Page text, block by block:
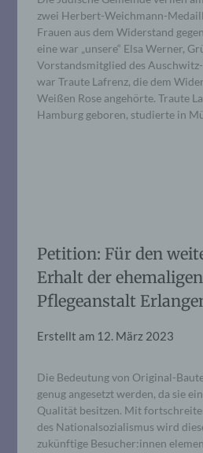
zwei Herbert-Weichmann-
Frauen aus dem Widerstand
eine war „unsere“ Elsa Werner,
Vorstandsmitglied des
war Traute Lafrenz, die dem
Weißen Rose angehörte. Traute
Hamburg geboren, studierte in
Petition: Für den
Erhalt der
Pflegeanstalt
Erstellt am 12. März 2023
Die Bedeutung von Original-
genug angesetzt werden, da sie
Qualität besitzen. Mit
des Nationalsozialismus wird
zukünftige Besucher:innen